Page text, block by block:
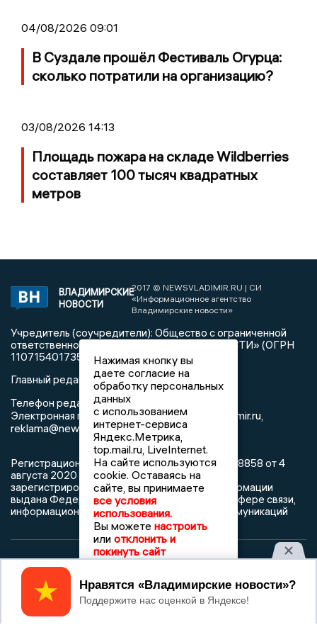
04/08/2026 09:01
В Суздале прошёл Фестиваль Огурца:
сколько потратили на организацию?
03/08/2026 14:13
Площадь пожара на складе Wildberries
составляет 100 тысяч квадратных
метров
ВЛАДИМИРСКИЕ
НОВОСТИ
2017 © NEWSVLADIMIR.RU | СИ
«Информационное агентство
Владимирские новости»
Учредитель (соучредители): Общество с ограниченной
ответственностью «РЕГИОНАЛЬНЫЕ НОВОСТИ» (ОГРН
1107154017354)
Главный редактор: Мазов С. А.
Телефон редакции:8 (4922) 666916
Электронная почта редакции:info@newsvladimir.ru
reklama@newsvladimir.ru
Регистрационный номер: серия Эл № ФС77-78858 от 4
августа 2020 г. согласно выписке из реестра
зарегистрированных средств массовой информации
выдана Федеральной службой по надзору в сфере связи,
информационных технологий и массовых коммуникаций
При использовании любого материала с данного сайта
гиперссылка на Сетевое издание «Информационное
агентство Владимирские новости» обязательна.
Сообщения на сером фоне размещены на правах рекламы
Нажимая кнопку вы
даете согласие на
обработку персональных
данных
с использованием
интернет-сервиса
Яндекс.Метрика,
top.mail.ru, LiveInternet.
На сайте используются
cookie. Оставаясь на
сайте, вы принимаете
все условия
использования.
Вы можете настроить
или отклонить и
покинуть сайт
Принять